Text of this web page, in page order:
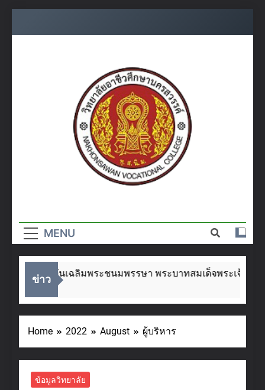
อาชีวศึกษา
นครสวรรค์
MENU
ข่าว
ในโอกาสวันเฉลิมพระชนมพรรษา พระบาทสมเด็จพระเจ้าอยู่หั
Home 2022 August ผู้บริหาร
ข้อมูลวิทยาลัย